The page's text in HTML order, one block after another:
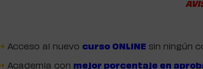
+ Acceso al nuevo curso ONLINE sin ningún
+ Academia con mejor porcentaje en